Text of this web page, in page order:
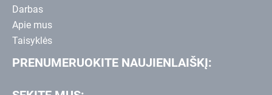
Darbas
Apie mus
Taisyklės
PRENUMERUOKITE NAUJIENLAIŠKĮ: